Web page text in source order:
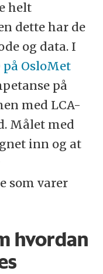
helt
dette har de
og data. I
på OsloMet
på
med LCA-
Målet med
inn og at
som varer
hvordan